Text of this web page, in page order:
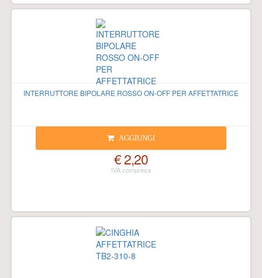
INTERRUTTORE BIPOLARE ROSSO ON-OFF PER AFFETTATRICE
AGGIUNGI
€ 2,20